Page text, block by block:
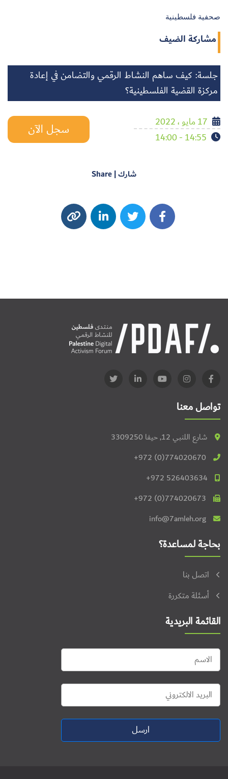
صحفية فلسطينية
مشاركة الضيف
جلسة: كيف ساهم النشاط الرقمي والتضامن في إعادة
مركزة القضية الفلسطينية؟
17 مايو ، 2022
14:55 - 14:00
سجل الآن
شارك | Share
تواصل معنا
شارع اللنبي 12, حيفا 3309250
+972 (0)774020670
+972 526403634
+972 (0)774020673
info@7amleh.org
بحاجة لمساعدة؟
اتصل بنا
أسئلة متكررة
القائمة البريدية
ارسل